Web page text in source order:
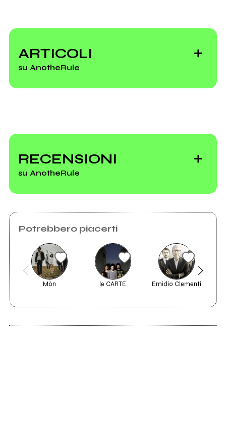
Mio album
ARTICOLI
su AnotheRule
Smista CD, la
brutta di questa
RECENSIONI
su AnotheRule
AnotheRule
Potrebbero piacerti
Mòn le CARTE Emidio Clementi